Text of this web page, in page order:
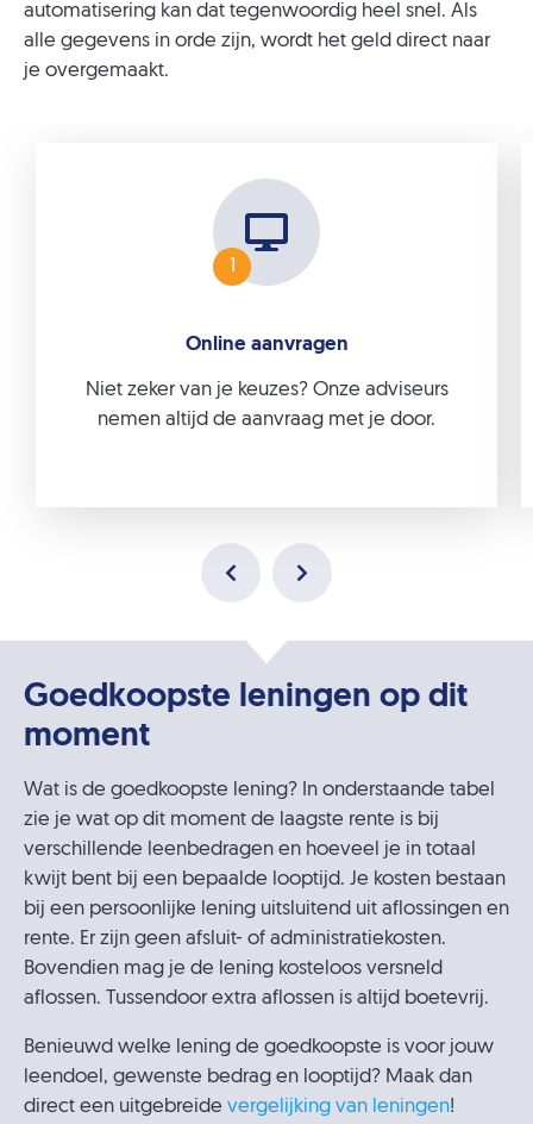
automatisering kan dat tegenwoordig heel snel. Als
alle gegevens in orde zijn, wordt het geld direct naar
je overgemaakt.
1
Online aanvragen
Niet zeker van je keuzes? Onze adviseurs
nemen altijd de aanvraag met je door.
Goedkoopste leningen op dit
moment
Wat is de goedkoopste lening? In onderstaande tabel
zie je wat op dit moment de laagste rente is bij
verschillende leenbedragen en hoeveel je in totaal
kwijt bent bij een bepaalde looptijd. Je kosten bestaan
bij een persoonlijke lening uitsluitend uit aflossingen en
rente. Er zijn geen afsluit- of administratiekosten.
Bovendien mag je de lening kosteloos versneld
aflossen. Tussendoor extra aflossen is altijd boetevrij.
Benieuwd welke lening de goedkoopste is voor jouw
leendoel, gewenste bedrag en looptijd? Maak dan
direct een uitgebreide vergelijking van leningen!